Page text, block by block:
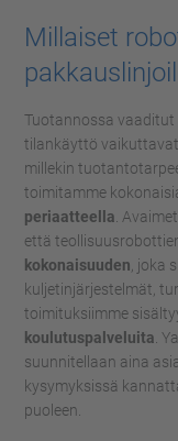
Millaiset
Tuotannossa vaaditut
tilankäyttö
millekin
toimitamme
periaatteella .
että
kokonaisuuden , joka
kuljetinjärjestelmät,
toimituksiimme
koulutuspalveluita .
suunnitellaan aina
kysymyksissä
puoleen.